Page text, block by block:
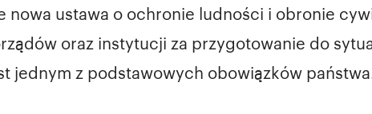
nowa ustawa o ochronie ludności i obronie
oraz instytucji za przygotowanie do
jednym z podstawowych obowiązków